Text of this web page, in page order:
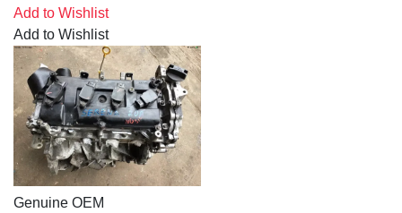
Add to Wishlist
Add to Wishlist
Genuine OEM